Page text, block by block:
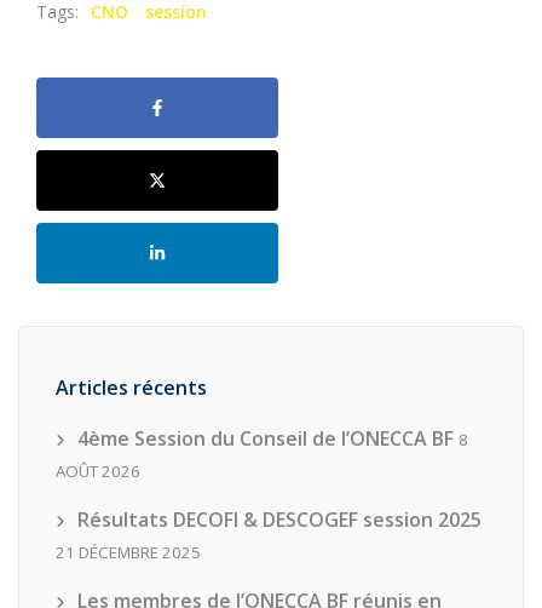
Tags: CNO session
Articles récents
4ème Session du Conseil de l’ONECCA BF 8
AOÛT 2026
Résultats DECOFI & DESCOGEF session 2025
21 DÉCEMBRE 2025
Les membres de l’ONECCA BF réunis en